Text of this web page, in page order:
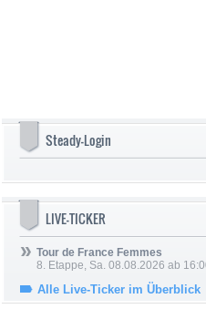
Steady-Login
LIVE-TICKER
Tour de France Femmes
8. Etappe, Sa. 08.08.2026 ab
Alle Live-Ticker im Überblick